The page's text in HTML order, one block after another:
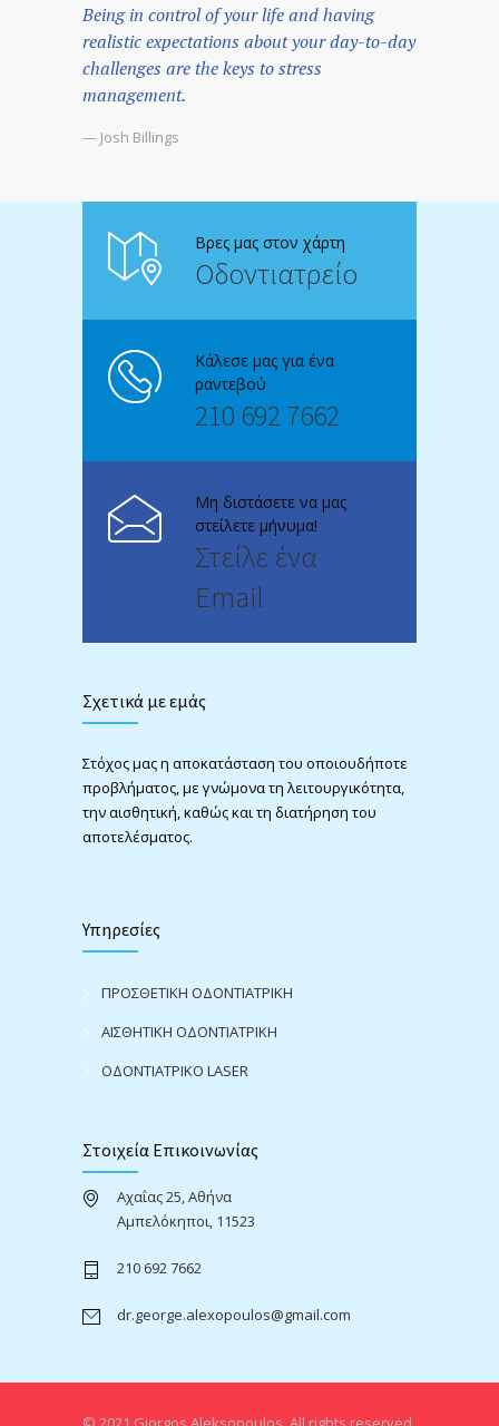
Being in control of your life and having
realistic expectations about your day-to-day
challenges are the keys to stress
management.
— Josh Billings
Βρες μας στον χάρτη
Οδοντιατρείο
Κάλεσε μας για ένα
ραντεβού
210 692 7662
Μη διστάσετε να μας
στείλετε μήνυμα!
Στείλε ένα
Email
Σχετικά με εμάς
Στόχος μας η αποκατάσταση του οποιουδήποτε
προβλήματος, με γνώμονα τη λειτουργικότητα,
την αισθητική, καθώς και τη διατήρηση του
αποτελέσματος.
Υπηρεσίες
ΠΡΟΣΘΕΤΙΚΗ ΟΔΟΝΤΙΑΤΡΙΚΗ
ΑΙΣΘΗΤΙΚΗ ΟΔΟΝΤΙΑΤΡΙΚΗ
ΟΔΟΝΤΙΑΤΡΙΚΟ LASER
Στοιχεία Επικοινωνίας
Αχαΐας 25, Αθήνα
Αμπελόκηποι, 11523
210 692 7662
dr.george.alexopoulos@gmail.com